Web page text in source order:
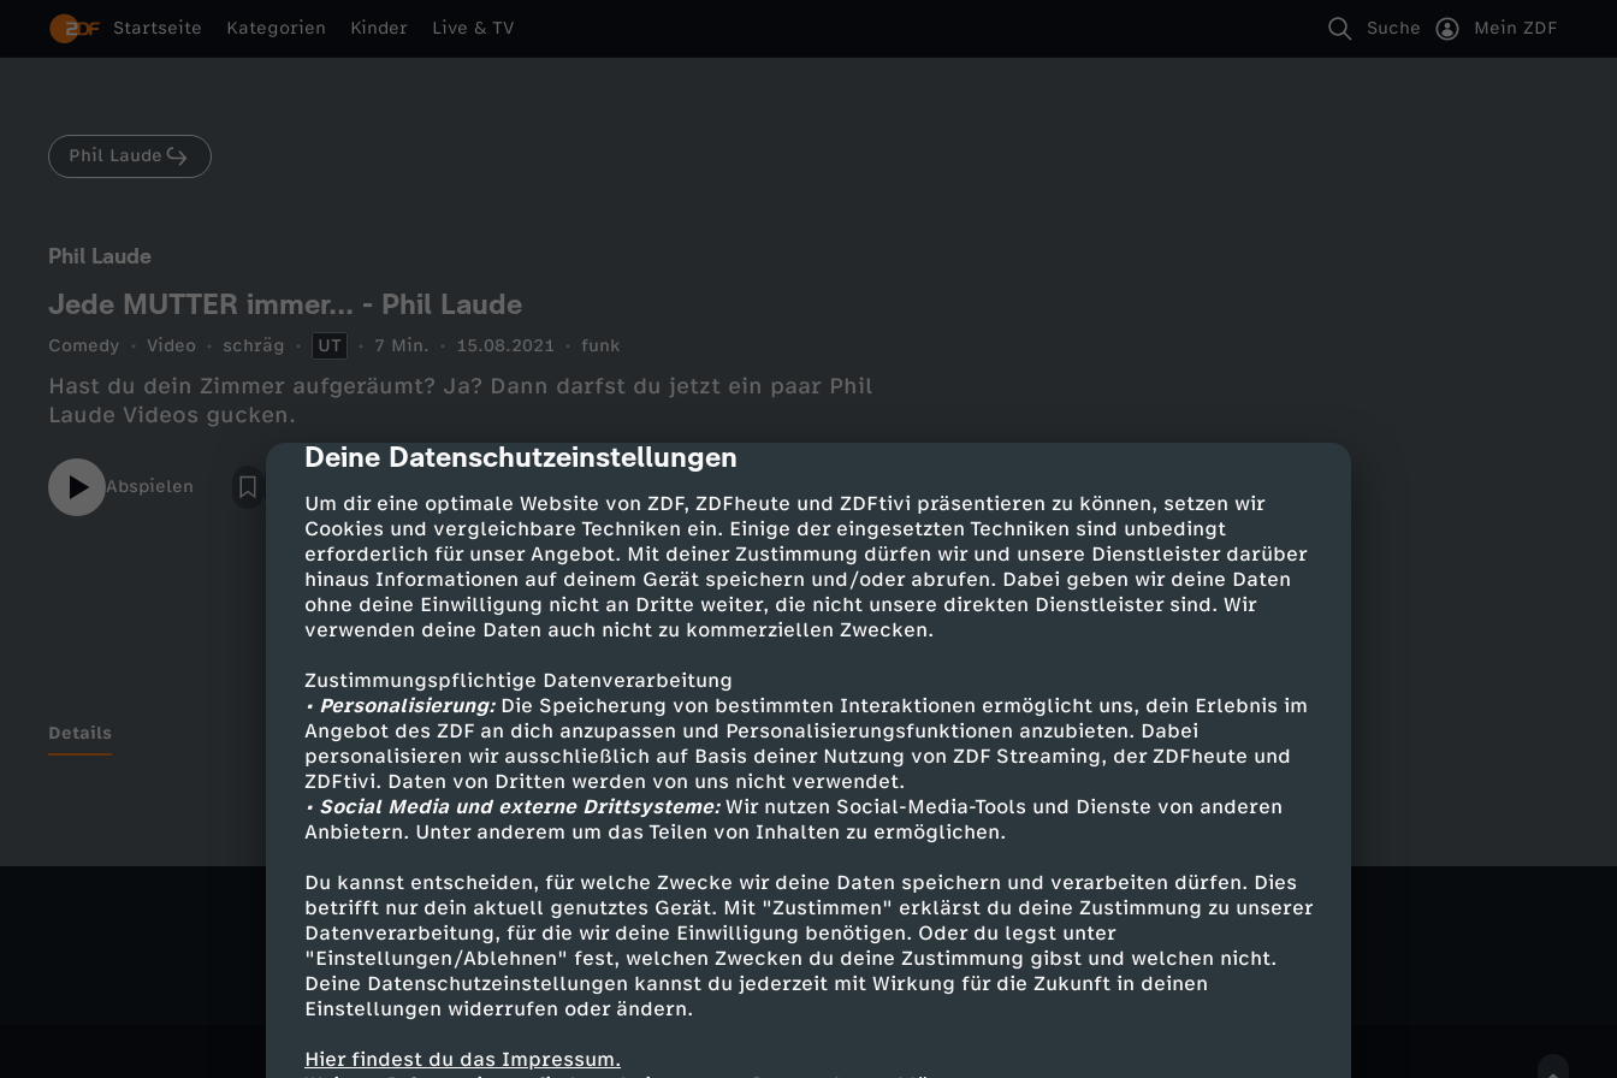
cmp-dialog-description
Deine Datenschutzeinstellungen
Um dir eine optimale Website von ZDF, ZDFheute und ZDFtivi präsentieren zu können, setzen wir
Cookies und vergleichbare Techniken ein. Einige der eingesetzten Techniken sind unbedingt
erforderlich für unser Angebot. Mit deiner Zustimmung dürfen wir und unsere Dienstleister darüber
hinaus Informationen auf deinem Gerät speichern und/oder abrufen. Dabei geben wir deine Daten
ohne deine Einwilligung nicht an Dritte weiter, die nicht unsere direkten Dienstleister sind. Wir
verwenden deine Daten auch nicht zu kommerziellen Zwecken.
Zustimmungspflichtige Datenverarbeitung
• Personalisierung:Die Speicherung von bestimmten Interaktionen ermöglicht uns, dein Erlebnis im
Angebot des ZDF an dich anzupassen und Personalisierungsfunktionen anzubieten. Dabei
personalisieren wir ausschließlich auf Basis deiner Nutzung von ZDF Streaming, der ZDFheute und
ZDFtivi. Daten von Dritten werden von uns nicht verwendet.
• Social Media und externe Drittsysteme:Wir nutzen Social-Media-Tools und Dienste von anderen
Anbietern. Unter anderem um das Teilen von Inhalten zu ermöglichen.
Du kannst entscheiden, für welche Zwecke wir deine Daten speichern und verarbeiten dürfen. Dies
betrifft nur dein aktuell genutztes Gerät. Mit "Zustimmen" erklärst du deine Zustimmung zu unserer
Datenverarbeitung, für die wir deine Einwilligung benötigen. Oder du legst unter
"Einstellungen/Ablehnen" fest, welchen Zwecken du deine Zustimmung gibst und welchen nicht.
Deine Datenschutzeinstellungen kannst du jederzeit mit Wirkung für die Zukunft in deinen
Einstellungen widerrufen oder ändern.
Hier findest du das Impressum.
Startseite Kategorien Kinder Live & TV Suche Mein ZDF
Phil Laude
Phil Laude
Jede MUTTER immer... - Phil Laude
Comedy Video schräg UT 7 Min. 15.08.2021 funk
Hast du dein Zimmer aufgeräumt? Ja? Dann darfst du jetzt ein paar Phil
Laude Videos gucken.
Abspielen
Details
Ähnliche Inhalte entdecken
Comedy Video schräg Untertitel Phil Laude